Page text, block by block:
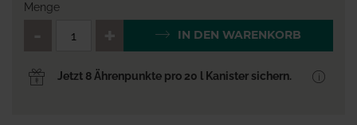
Menge
QTY_CONTROL_DECREASE
IN DEN WARENKORB
Jetzt 8 Ährenpunkte pro 20 l Kanister sichern.